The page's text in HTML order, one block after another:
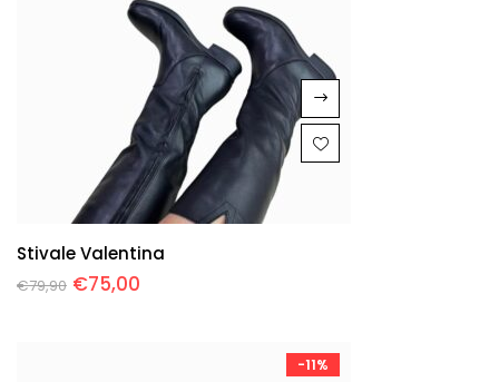
Stivale Valentina
€79,90 €75,00
-11%